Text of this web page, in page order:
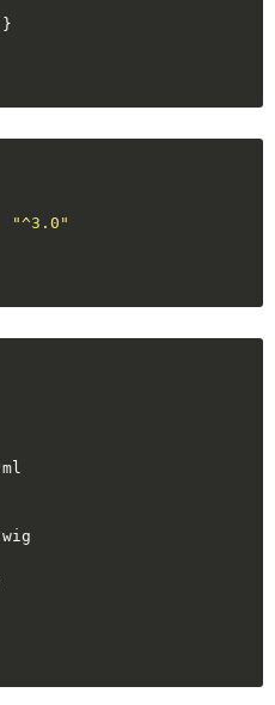
"^3.0"